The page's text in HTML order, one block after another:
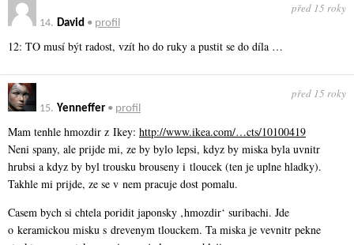
14. David • profil
před 15 roky
12: TO musí být radost, vzít ho do ruky a pustit se do díla …
15. Yenneffer • profil
před 15 roky
Mam tenhle hmozdir z Ikey: http://www.ikea.com/…cts/10100419
Neni spany, ale prijde mi, ze by bylo lepsi, kdyz by miska byla uvnitr
hrubsi a kdyz by byl trousku brouseny i tloucek (ten je uplne hladky).
Takhle mi prijde, ze se v nem pracuje dost pomalu.
Casem bych si chtela poridit japonsky ‚hmozdir‘ suribachi. Jde
o keramickou misku s drevenym tlouckem. Ta miska je vevnitr pekne